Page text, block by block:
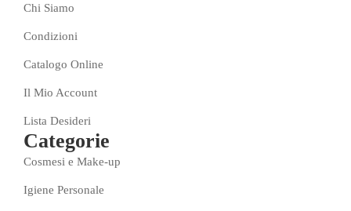
Chi Siamo
Condizioni
Catalogo Online
Il Mio Account
Lista Desideri
Categorie
Cosmesi e Make-up
Igiene Personale